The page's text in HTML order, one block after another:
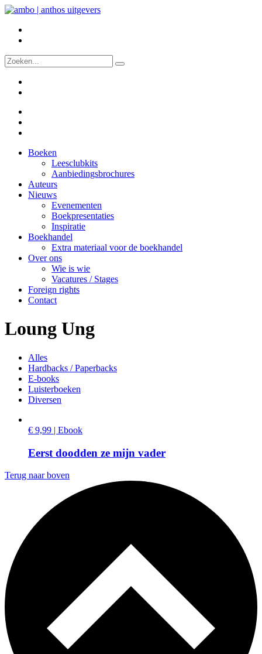
Boeken
Leesclubkits
Aanbiedingsbrochures
Auteurs
Nieuws
Evenementen
Boekpresentaties
Inspiratie
Boekhandel
Extra materiaal voor de boekhandel
Over ons
Wie is wie
Vacatures / Stages
Foreign rights
Contact
Loung Ung
Alles
Hardbacks / Paperbacks
E-books
Luisterboeken
Diversen
€ 9,99 | Ebook
Eerst doodden ze mijn vader
Terug naar boven